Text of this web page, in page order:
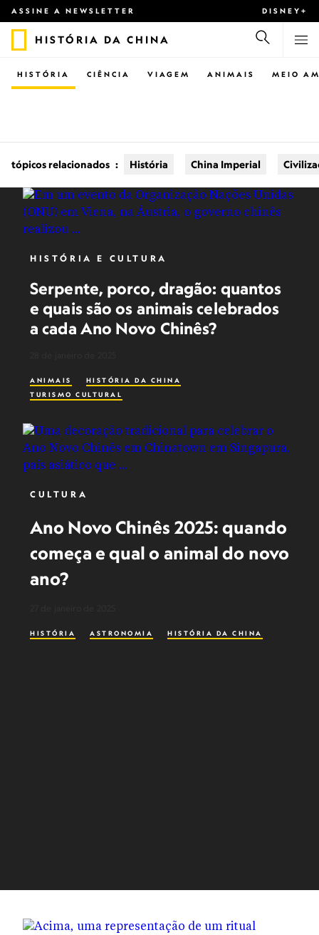
ASSINE A NEWSLETTER DISNEY+
HISTÓRIA DA CHINA
CIÊNCIA VIAGEM ANIMAIS
HISTÓRIA MEIO
tópicos relacionados : História China Imperial
HISTÓRIA E CULTURA
Serpente, porco, dragão: quantos
e quais são os animais celebrados
a cada Ano Novo Chinês?
ANIMAIS
HISTÓRIA DA CHINA
TURISMO CULTURAL
CULTURA
Ano Novo Chinês 2025: quando
começa e qual o animal do novo
ano?
HISTÓRIA ASTRONOMIA HISTÓRIA DA CHINA